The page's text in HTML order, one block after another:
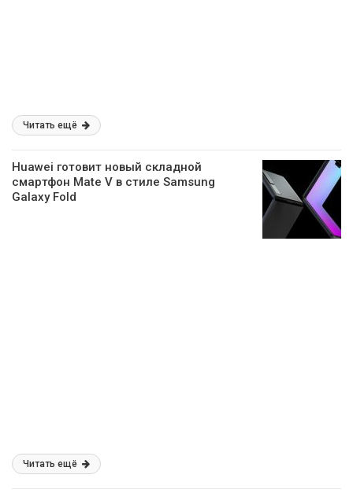
Читать ещё
Huawei готовит новый складной
смартфон Mate V в стиле Samsung
Galaxy Fold
Читать ещё